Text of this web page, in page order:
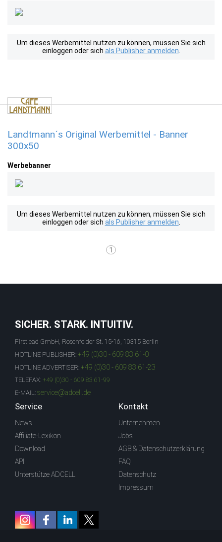
Um dieses Werbemittel nutzen zu können, müssen Sie sich
einloggen oder sich als Publisher anmelden
Landtmann´s Original Werbemittel - Banner
300x50
Werbebanner
Um dieses Werbemittel nutzen zu können, müssen Sie sich
einloggen oder sich als Publisher anmelden
1
SICHER. STARK. INTUITIV.
Firstlead GmbH, Rosenfelder St. 15-16, 10315 Berlin
HOTLINE PUBLISHER: +49 (0)30 - 609 83 61-0
HOTLINE ADVERTISER: +49 (0)30 - 609 83 61-23
TELEFAX: +49 (0)30 - 609 83 61-99
E-MAIL: service@adcell.de
Service
News
Affiliate-Lexikon
Download
API
Unterstütze ADCELL
Kontakt
Unternehmen
Jobs
AGB & Datenschutzerklärung
FAQ
Datenschutz
Impressum